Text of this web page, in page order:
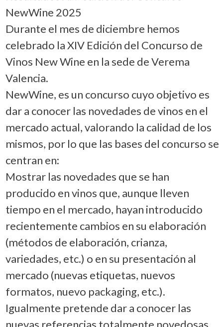
NewWine 2025
Durante el mes de diciembre hemos
celebrado la XIV Edición del Concurso de
Vinos New Wine en la sede de Verema
Valencia.
NewWine, es un concurso cuyo objetivo es
dar a conocer las novedades de vinos en el
mercado actual, valorando la calidad de los
mismos, por lo que las bases del concurso se
centran en:
Mostrar las novedades que se han
producido en vinos que, aunque lleven
tiempo en el mercado, hayan introducido
recientemente cambios en su elaboración
(métodos de elaboración, crianza,
variedades, etc.) o en su presentación al
mercado (nuevas etiquetas, nuevos
formatos, nuevo packaging, etc.).
Igualmente pretende dar a conocer las
nuevas referencias totalmente novedosas